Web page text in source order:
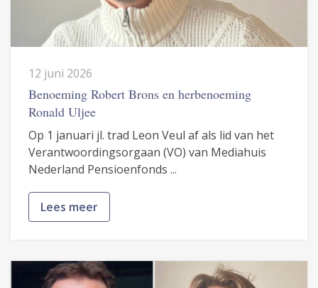
12 juni 2026
Benoeming Robert Brons en herbenoeming
Ronald Uljee
Op 1 januari jl. trad Leon Veul af als lid van het
Verantwoordingsorgaan (VO) van Mediahuis
Nederland Pensioenfonds ...
Lees meer